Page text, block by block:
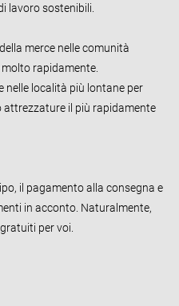
lavoro sostenibili.
merce nelle comunità
rapidamente.
nelle località più lontane per
attrezzature il più rapidamente
il pagamento alla consegna e
in acconto. Naturalmente,
per voi.